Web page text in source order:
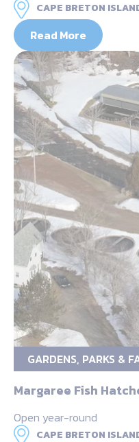
CAPE BRETON
Read More
GARDENS, PARKS &
Margaree Fish
Open year-round
CAPE BRETON